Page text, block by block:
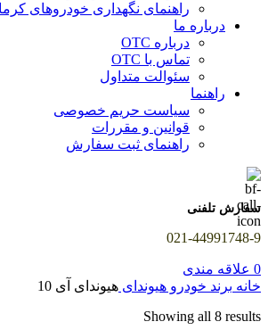
راهنمای نگهداری خودروهای
درباره ما
درباره OTC
تماس با OTC
سئوالت متداول
راهنما
سیاست حریم خصوصی
قوانین و مقررات
راهنمای ثبت سفارش
سفارش تلفنی
021-44991748-9
0 علاقه مندی
خانه برند خودرو هیوندای هیوندای آی 10
Showing all 8 results